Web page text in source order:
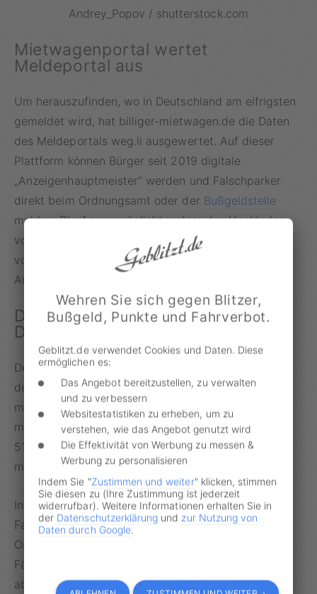
Andrey_Popov / shutterstock.com
Mietwagenportal wertet
Meldeportal aus
Um herauszufinden, wo in Deutschland am eifrigsten
gemeldet wird, hat billiger-mietwagen.de die Daten
des Meldeportals weg.li ausgewertet. Auf dieser
Plattform können Bürger seit 2019 digitale
„Anzeigenhauptmeister“ werden und Falschparker
direkt beim Ordnungsamt oder der Bußgeldstelle
melden. Die App ermöglicht zudem das Hochladen
von Beschreibungen und Beweisfotos, wofür
voreingestellte Anzeigen in der Smartphone-
Anwendung hinterlegt sind.
Die häufigsten und die wenigsten
Denunziationen
Demnach verzeichnet die Hansestadt Hamburg seit
dem Start des Portals bis heute mit 175.773 die
meisten Meldungen, gefolgt von Frankfurt am Main
mit 101.535 und Berlin mit 94.377. Köln liegt mit
51.932 digitalen Denunziationen knapp vor München
mit 37.442.
Insgesamt sollen seit 2019 genau 916.846
Falschparker-Anzeigen über weg.li an deutsche
Ordnungsämter übermittelt worden sein. Ob diese
Fälle tatsächlich mit einer Ahnung einhergehen, ist
aber völlig fraglich. In der Regel haben die
Wehren Sie sich gegen Blitzer,
Bußgeld, Punkte und Fahrverbot.
Geblitzt.de verwendet Cookies und Daten. Diese
ermöglichen es:
Das Angebot bereitzustellen, zu verwalten
und zu verbessern
Websitestatistiken zu erheben, um zu
verstehen, wie das Angebot genutzt wird
Die Effektivität von Werbung zu messen &
Werbung zu personalisieren
Indem Sie "Zustimmen und weiter" klicken, stimmen
Sie diesen zu (Ihre Zustimmung ist jederzeit
widerrufbar). Weitere Informationen erhalten Sie in
der Datenschutzerklärung und zur Nutzung von
Daten durch Google.